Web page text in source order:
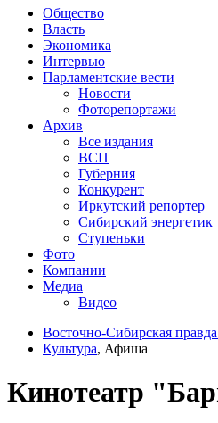
Общество
Власть
Экономика
Интервью
Парламентские вести
Новости
Фоторепортажи
Архив
Все издания
ВСП
Губерния
Конкурент
Иркутский репортер
Сибирский энергетик
Ступеньки
Фото
Компании
Медиа
Видео
Восточно-Сибирская
Культура, Афиша
Кинотеатр